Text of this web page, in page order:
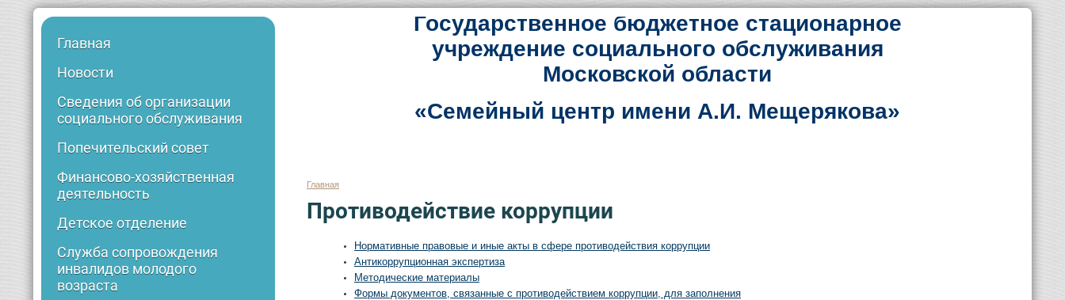
Главная
Новости
Сведения об организации
социального обслуживания
Попечительский совет
Финансово-хозяйственная
деятельность
Детское отделение
Служба сопровождения
инвалидов молодого
возраста
Государственное бюджетное стационарное
учреждение социального обслуживания
Московской области
«Семейный центр имени А.И. Мещерякова»
Главная
Противодействие коррупции
Нормативные правовые и иные акты в сфере противодействия коррупции
Антикоррупционная экспертиза
Методические материалы
Формы документов, связанные с противодействием коррупции, для заполнения